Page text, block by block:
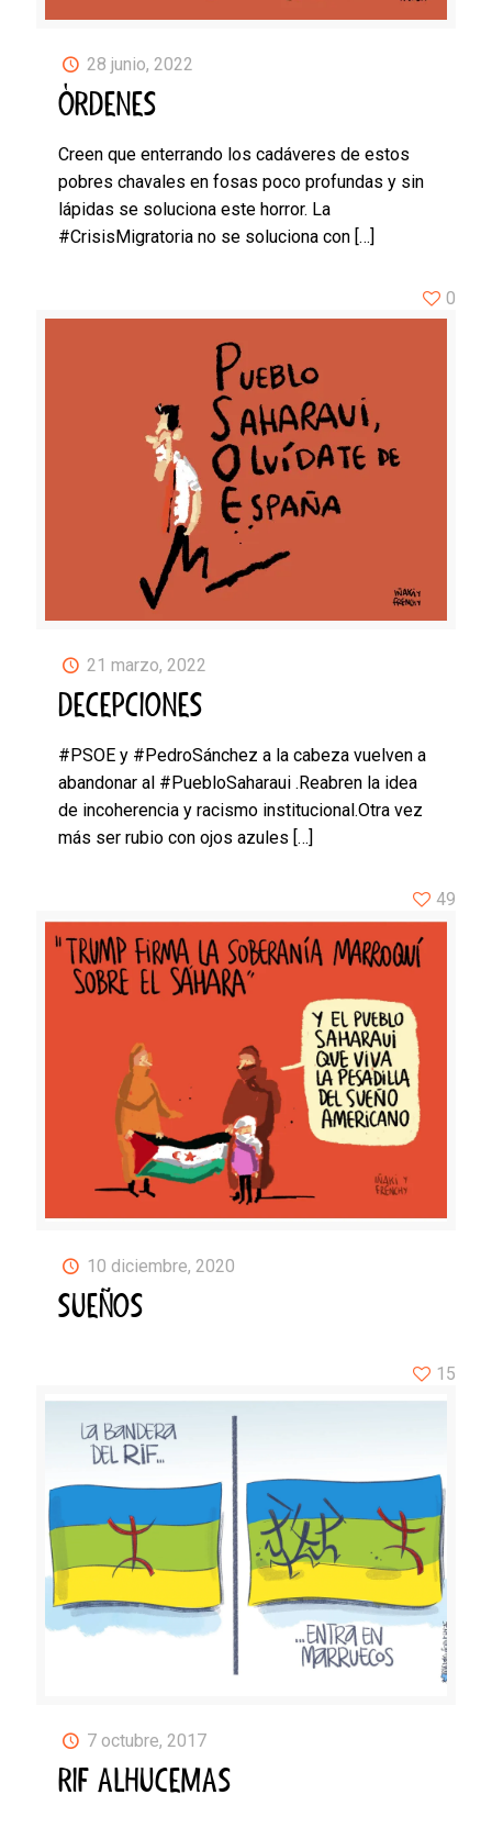
28 junio, 2022
ÓRDENES
Creen que enterrando los cadáveres de estos
pobres chavales en fosas poco profundas y sin
lápidas se soluciona este horror. La
#CrisisMigratoria no se soluciona con […]
21 marzo, 2022
DECEPCIONES
#PSOE y #PedroSánchez a la cabeza vuelven a
abandonar al #PuebloSaharaui .Reabren la idea
de incoherencia y racismo institucional.Otra vez
más ser rubio con ojos azules […]
0
10 diciembre, 2020
SUEÑOS
49
7 octubre, 2017
RIF ALHUCEMAS
15